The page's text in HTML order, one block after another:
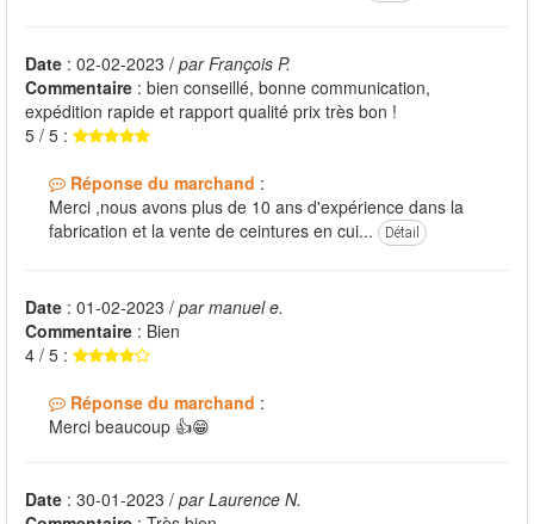
Date : 02-02-2023 / par François P.
Commentaire : bien conseillé, bonne communication,
expédition rapide et rapport qualité prix très bon !
5 / 5 :
Réponse du marchand :
Merci ,nous avons plus de 10 ans d'expérience dans la
fabrication et la vente de ceintures en cui...
Détail
Date : 01-02-2023 / par manuel e.
Commentaire : Bien
4 / 5 :
Réponse du marchand :
Merci beaucoup 👍😁
Date : 30-01-2023 / par Laurence N.